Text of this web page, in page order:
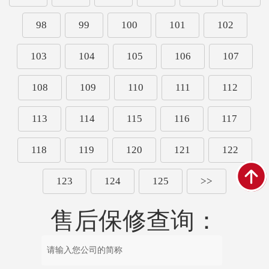
98 99 100 101 102
103 104 105 106 107
108 109 110 111 112
113 114 115 116 117
118 119 120 121 122
123 124 125 >>
售后保修查询：